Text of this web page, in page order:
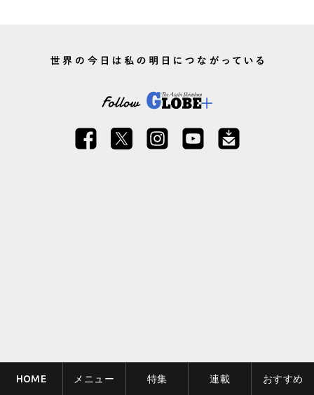
HOME メニュー 特集 連載 おすすめ